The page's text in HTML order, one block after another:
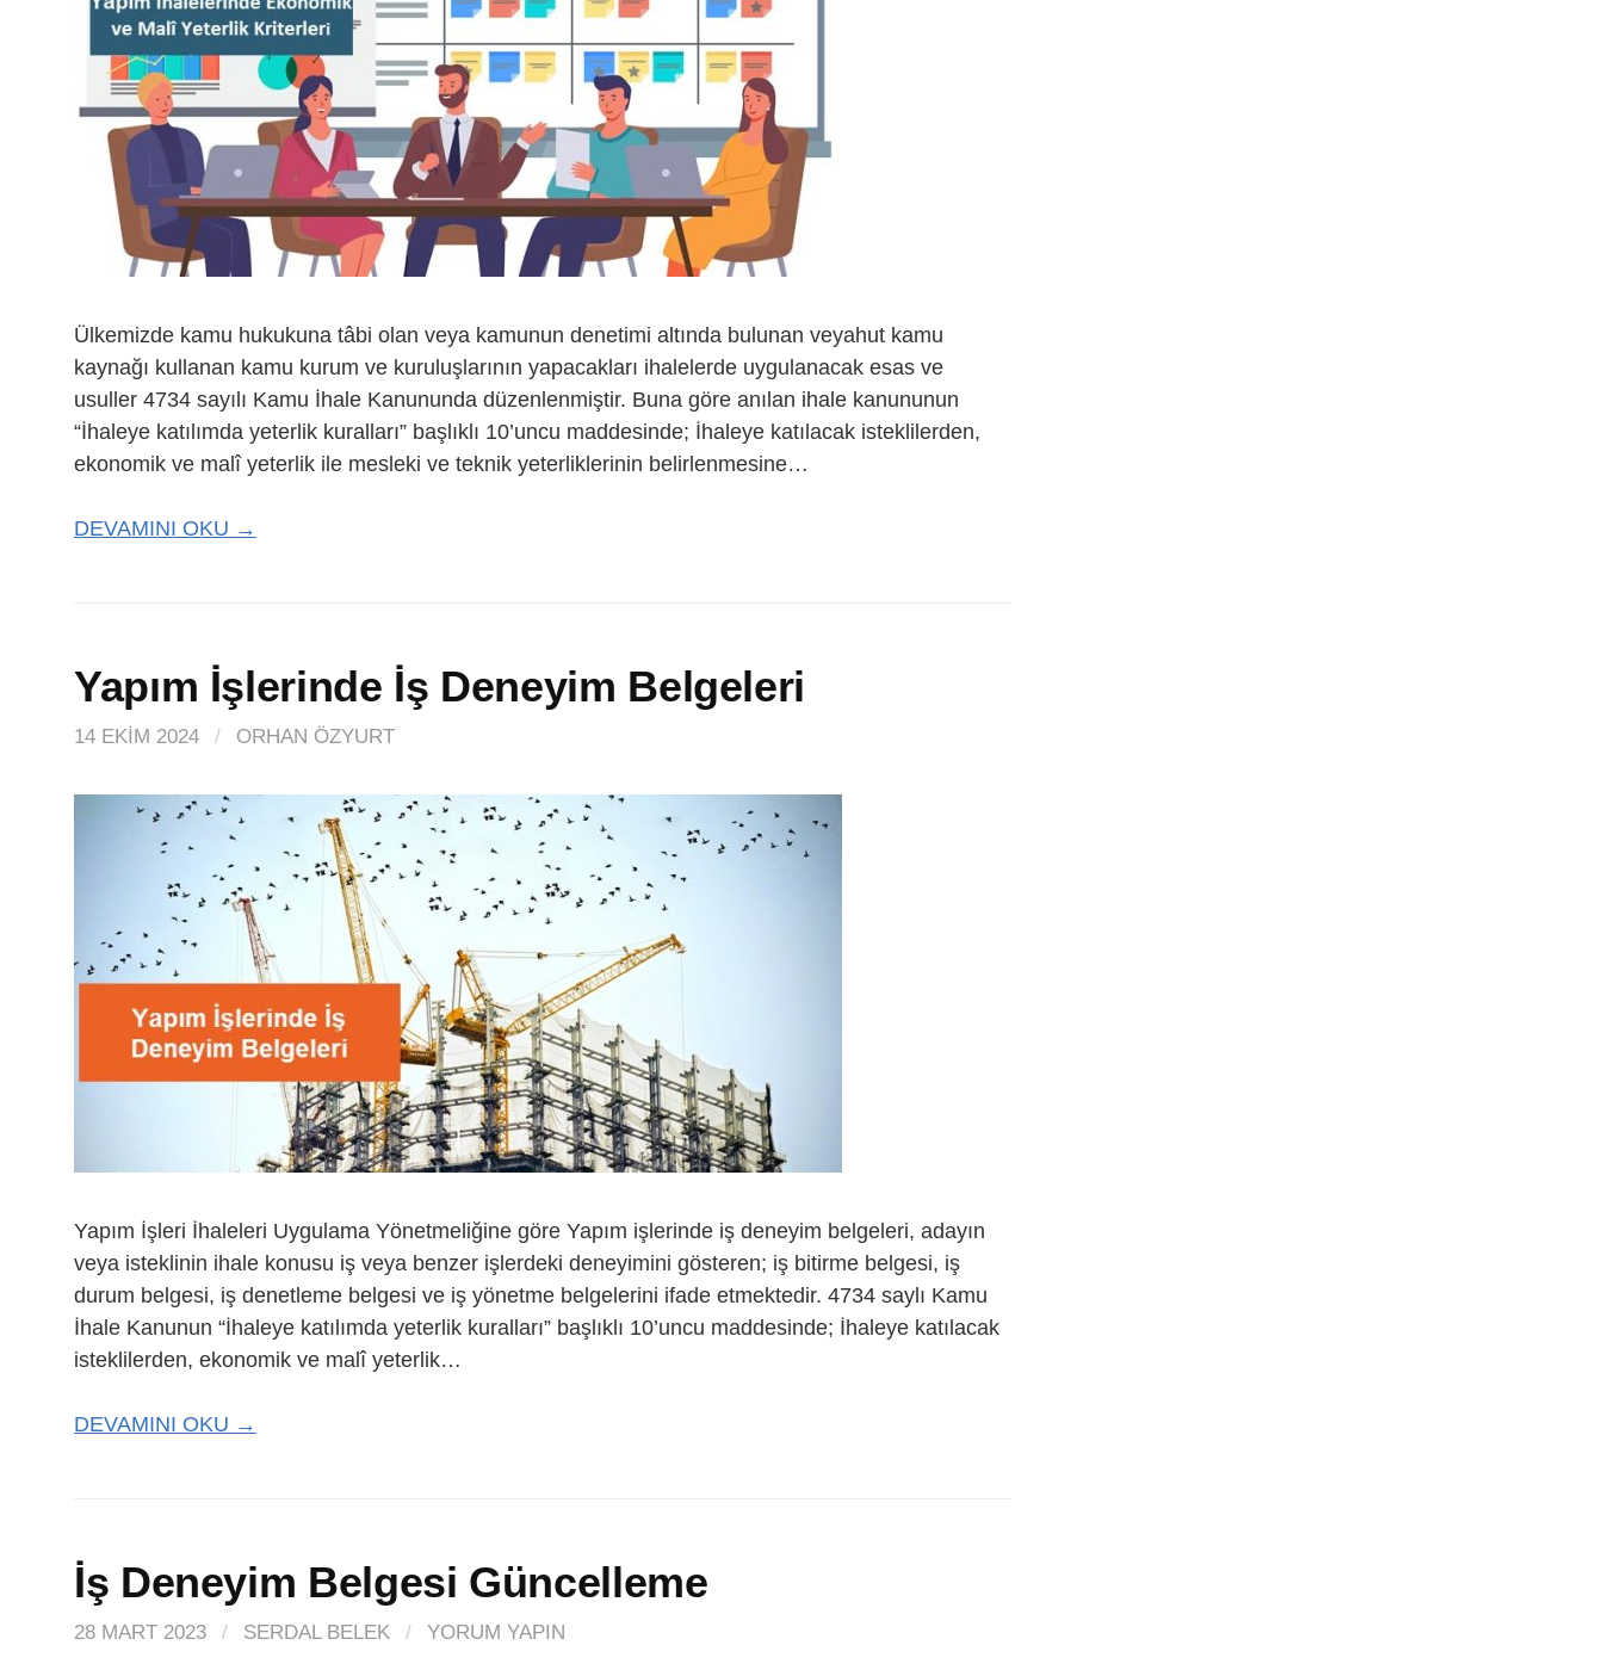
Ülkemizde kamu hukukuna tâbi olan veya kamunun denetimi altında bulunan veyahut kamu
kaynağı kullanan kamu kurum ve kuruluşlarının yapacakları ihalelerde uygulanacak esas ve
usuller 4734 sayılı Kamu İhale Kanununda düzenlenmiştir. Buna göre anılan ihale kanununun
“İhaleye katılımda yeterlik kuralları” başlıklı 10’uncu maddesinde; İhaleye katılacak isteklilerden,
ekonomik ve malî yeterlik ile mesleki ve teknik yeterliklerinin belirlenmesine…
DEVAMINI OKU →
Yapım İşlerinde İş Deneyim Belgeleri
14 EKIM 2024 / ORHAN ÖZYURT
Yapım İşleri İhaleleri Uygulama Yönetmeliğine göre Yapım işlerinde iş deneyim belgeleri, adayın
veya isteklinin ihale konusu iş veya benzer işlerdeki deneyimini gösteren; iş bitirme belgesi, iş
durum belgesi, iş denetleme belgesi ve iş yönetme belgelerini ifade etmektedir. 4734 saylı Kamu
İhale Kanunun “İhaleye katılımda yeterlik kuralları” başlıklı 10’uncu maddesinde; İhaleye katılacak
isteklilerden, ekonomik ve malî yeterlik…
DEVAMINI OKU →
İş Deneyim Belgesi Güncelleme
28 MART 2023 / SERDAL BELEK / YORUM YAPIN